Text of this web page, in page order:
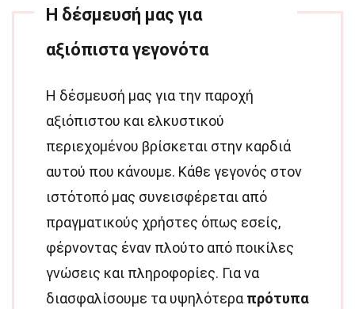
Η δέσμευσή μας για
αξιόπιστα γεγονότα
Η δέσμευσή μας για την παροχή
αξιόπιστου και ελκυστικού
περιεχομένου βρίσκεται στην καρδιά
αυτού που κάνουμε. Κάθε γεγονός στον
ιστότοπό μας συνεισφέρεται από
πραγματικούς χρήστες όπως εσείς,
φέρνοντας έναν πλούτο από ποικίλες
γνώσεις και πληροφορίες. Για να
διασφαλίσουμε τα υψηλότερα πρότυπα